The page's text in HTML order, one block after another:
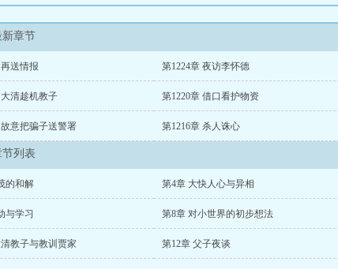
新章节
送情报 第1224章 夜访李怀德
清趁机教子 第1220章 借口看护物资
意把骗子送警署 第1216章 杀人诛心
节列表
的和解 第4章 大快人心与异相
与学习 第8章 对小世界的初步想法
教子与教训贾家 第12章 父子夜谈